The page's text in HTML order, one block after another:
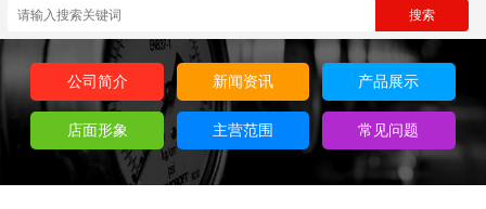
公司简介 新闻资讯 产品展示
店面形象 主营范围 常见问题